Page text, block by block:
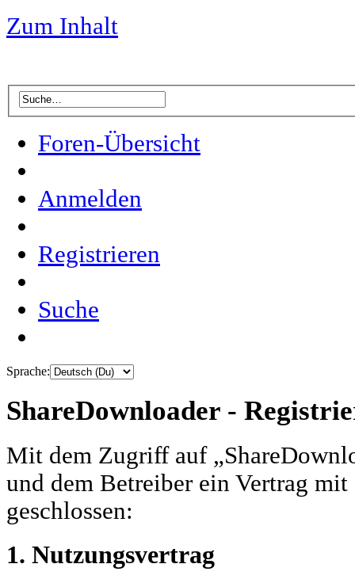
Zum Inhalt
Foren-Übersicht
Anmelden
Registrieren
Suche
Sprache:
ShareDownloader -
Mit dem Zugriff auf
und dem Betreiber ein Vertrag
geschlossen:
1. Nutzungsvertrag